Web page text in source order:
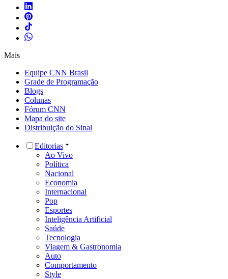
Mais
Equipe CNN Brasil
Grade de Programação
Blogs
Colunas
Fórum CNN
Mapa do site
Distribuição do Sinal
Editorias
Ao Vivo
Política
Nacional
Economia
Internacional
Pop
Esportes
Inteligência Artificial
Saúde
Tecnologia
Viagem & Gastronomia
Auto
Comportamento
Style